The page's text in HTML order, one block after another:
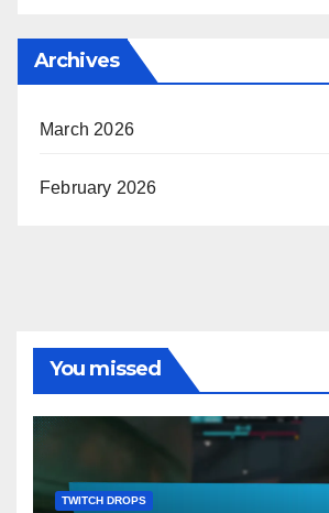
Archives
March 2026
February 2026
You missed
TWITCH DROPS